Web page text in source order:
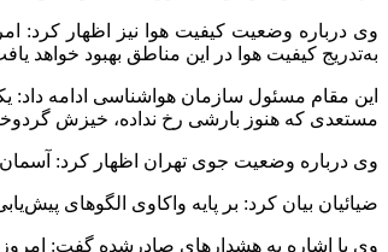
وی درباره وضعیت کیفیت هوا نیز اظهار کرد:
به‌تدریج کیفیت هوا در این مناطق بهبود خواهد
مستعدی که هنوز بارشی رخ نداده، خیزش
وی درباره وضعیت جوی تهران اظهار کرد: آسمان تهران امروز (۶ دی‌) کمی تا قسمتی ابری همراه با غبار محلی خواهد بود و حداقل دمای هوا ۳ و
ضیائیان بیان کرد: بر پایه واکاوی الگوهای
وی با اشاره به هشدارهای صادرشده گفت: امروز (۶ دی‌) در پی هشدار سطح زرد و هشدار سطح نارنجی آلودگی هوا، افزایش پایداری جو، افزایش آلاینده‌های جوی و کاهش کیفیت هوا مورد